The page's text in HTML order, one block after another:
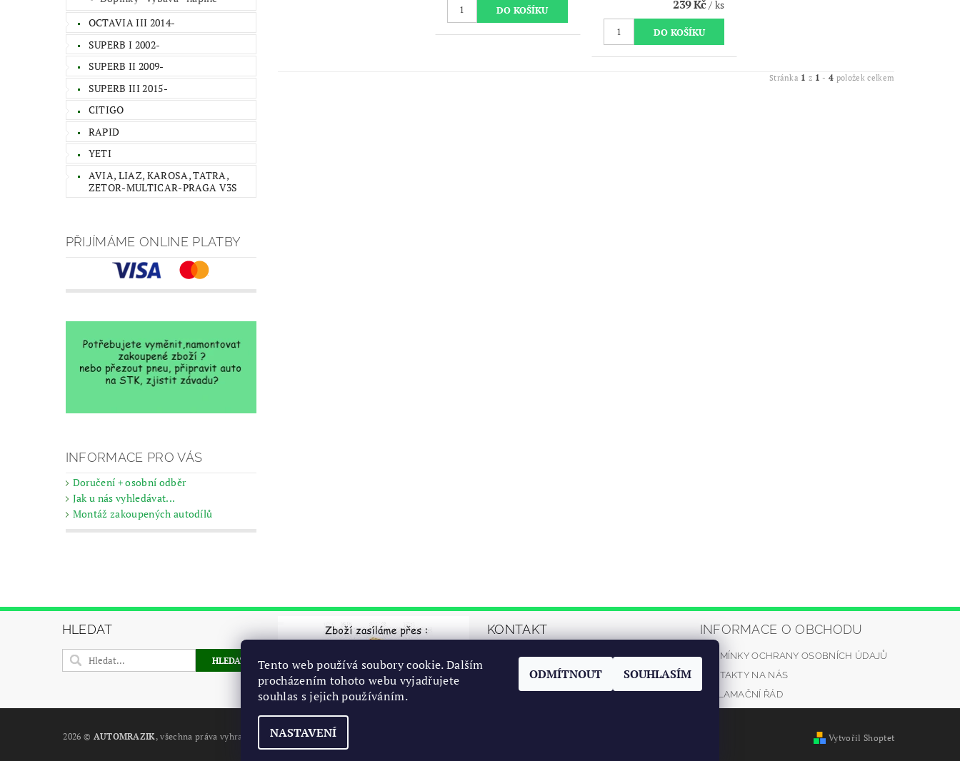
OCTAVIA III 2014-
SUPERB I 2002-
SUPERB II 2009-
SUPERB III 2015-
CITIGO
RAPID
YETI
AVIA, LIAZ, KAROSA, TATRA,
ZETOR-MULTICAR-PRAGA V3S
PŘIJÍMÁME ONLINE PLATBY
INFORMACE PRO VÁS
Doručení + osobní odběr
Jak u nás vyhledávat...
Montáž zakoupených autodílů
239 Kč/ ks
Stránka 1 z 1 -4 položek celkem
HLEDAT KONTAKT
automrazik
cz
+420777672945
INFORMACE O OBCHODU
PODMÍNKY OCHRANY OSOBNÍCH ÚDAJŮ
KONTAKTY NA NÁS
REKLAMAČNÍ ŘÁD
2026 © AUTOMRAZIK, všechna práva vyhrazena Vytvořil Shoptet
Tento web používá soubory cookie. Dalším
procházením tohoto webu vyjadřujete
souhlas s jejich používáním.
NASTAVENÍ
ODMÍTNOUT SOUHLASÍM